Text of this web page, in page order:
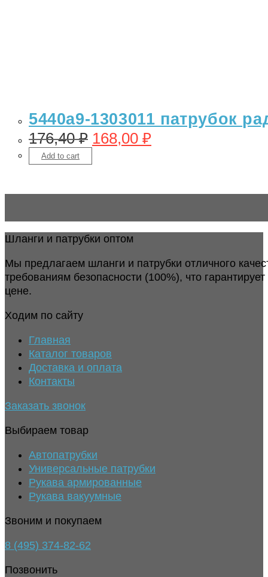
5440а9-1303011 патрубок
176,40₽ 168,00 ₽
Add to cart
Шланги и патрубки оптом
Мы предлагаем шланги и патрубки отличного
требованиям безопасности (100%), что
цене.
Ходим по сайту
Главная
Каталог товаров
Доставка и оплата
Контакты
Заказать звонок
Выбираем товар
Автопатрубки
Универсальные патрубки
Рукава армированные
Рукава вакуумные
Звоним и покупаем
8 (495) 374-82-62
Позвонить